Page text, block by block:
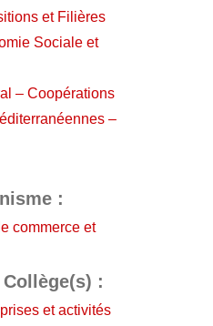
et Filières
Sociale et
– Coopérations
–
:
commerce et
:
et activités